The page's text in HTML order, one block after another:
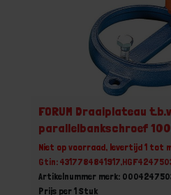
FORUM Draaiplateau
parallelbankschroef
Niet op voorraad, levertijd 1 tot
Gtin:
Artikelnummer merk:
Prijs per 1 Stuk